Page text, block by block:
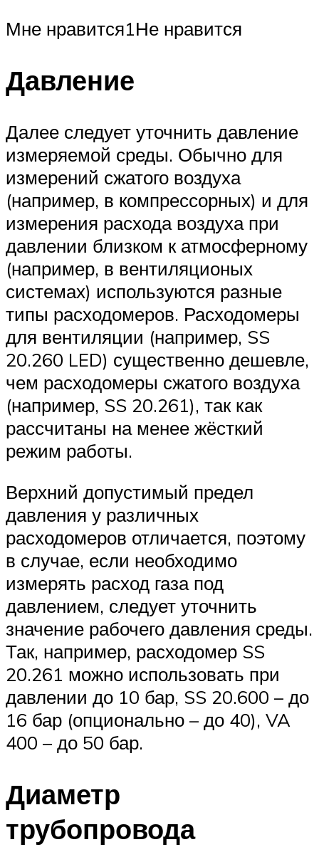
Мне нравится1Не нравится
Давление
Далее следует уточнить давление
измеряемой среды. Обычно для
измерений сжатого воздуха
(например, в компрессорных) и для
измерения расхода воздуха при
давлении близком к атмосферному
(например, в вентиляционых
системах) используются разные
типы расходомеров. Расходомеры
для вентиляции (например, SS
20.260 LED) существенно дешевле,
чем расходомеры сжатого воздуха
(например, SS 20.261), так как
рассчитаны на менее жёсткий
режим работы.
Верхний допустимый предел
давления у различных
расходомеров отличается, поэтому
в случае, если необходимо
измерять расход газа под
давлением, следует уточнить
значение рабочего давления среды.
Так, например, расходомер SS
20.261 можно использовать при
давлении до 10 бар, SS 20.600 – до
16 бар (опционально – до 40), VA
400 – до 50 бар.
Диаметр
трубопровода